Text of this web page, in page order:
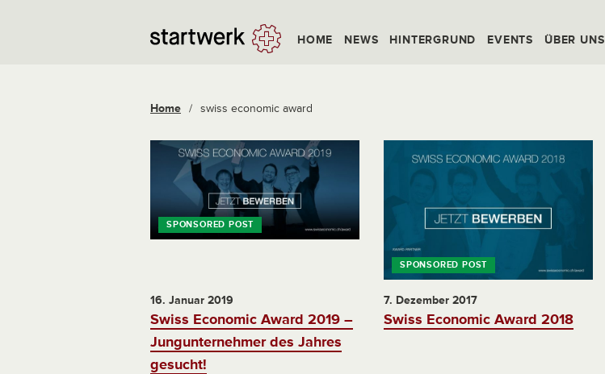
HOME NEWS HINTERGRUND EVENTS ÜBER UNS
Home / swiss economic award
16. Januar 2019
Swiss Economic Award 2019 –
Jungunternehmer des Jahres
gesucht!
7. Dezember 2017
Swiss Economic Award 2018